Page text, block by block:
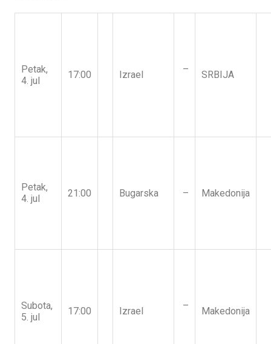
Petak,
4. jul
17:00 Izrael – SRBIJA
Petak,
4. jul
21:00 Bugarska – Makedonija
Subota,
5. jul
17:00 Izrael – Makedonija